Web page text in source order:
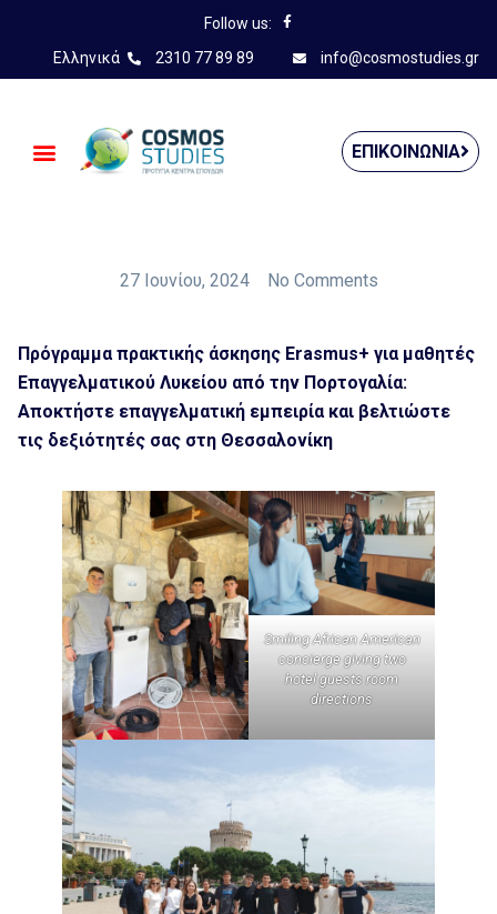
Follow us:
Ελληνικά
2310 77 89 89 info@cosmostudies.gr
ΕΠΙΚΟΙΝΩΝΊΑ
27 Ιουνίου, 2024 No Comments
Πρόγραμμα πρακτικής άσκησης Erasmus+ για μαθητές
Επαγγελματικού Λυκείου από την Πορτογαλία:
Αποκτήστε επαγγελματική εμπειρία και βελτιώστε
τις δεξιότητές σας στη Θεσσαλονίκη
Smiling African American
concierge giving two
hotel guests room
directions